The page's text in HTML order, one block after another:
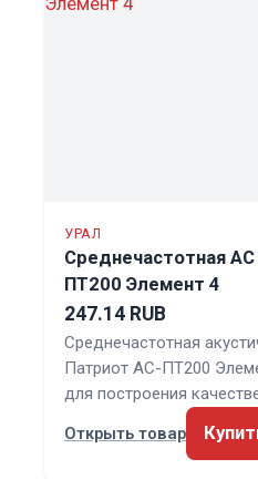
УРАЛ
Среднечастотная
ПТ200 Элемент 4
247.14 RUB
Среднечастотная
Патриот АС-ПТ200
для построения
Открыть товар